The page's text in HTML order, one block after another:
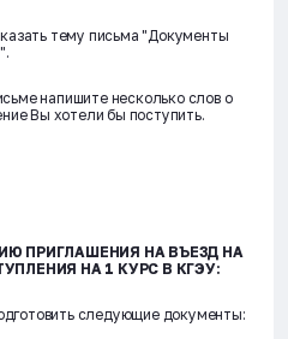
тему письма "Документы
напишите несколько слов о
Вы хотели бы поступить.
ПРИГЛАШЕНИЯ НА ВЪЕЗД НА
НА 1 КУРС В КГЭУ:
следующие документы: